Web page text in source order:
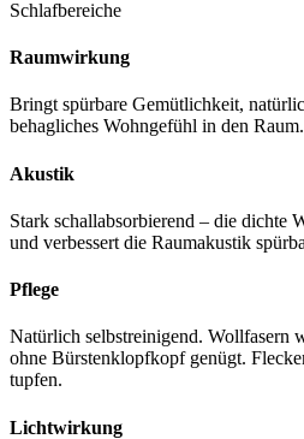
Schlafbereiche
Raumwirkung
Bringt spürbare Gemütlichkeit,
behagliches Wohngefühl in den Raum.
Akustik
Stark schallabsorbierend – die dichte
und verbessert die Raumakustik
Pflege
Natürlich selbstreinigend. Wollfasern
ohne Bürstenklopfkopf genügt.
tupfen.
Lichtwirkung